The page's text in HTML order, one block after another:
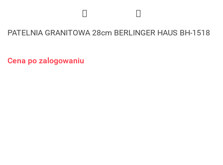
PATELNIA GRANITOWA 28cm BERLINGER HAUS BH-1518
Cena po zalogowaniu